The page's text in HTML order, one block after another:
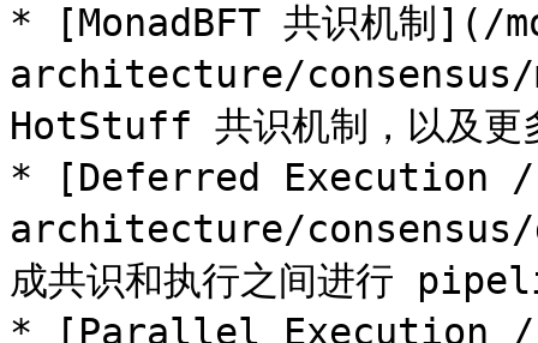
* [MonadBFT 共识机制](/
architecture/consensus/
HotStuff 共识机制，以及更
* [Deferred Execution /
architecture/consensus/
成共识和执行之间进行
* [Parallel Execution /